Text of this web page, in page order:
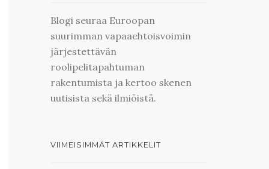
Blogi seuraa Euroopan
suurimman vapaaehtoisvoimin
järjestettävän
roolipelitapahtuman
rakentumista ja kertoo skenen
uutisista sekä ilmiöistä.
VIIMEISIMMÄT ARTIKKELIT